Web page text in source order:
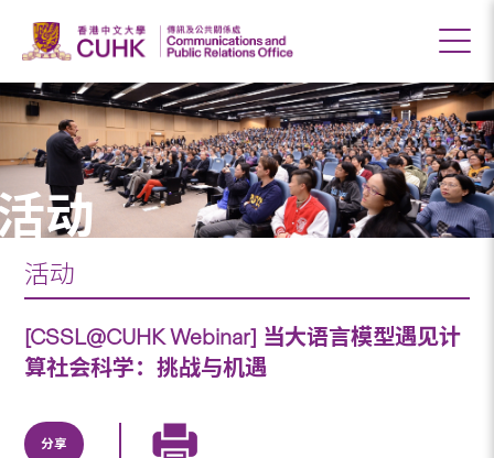
动
活动
[CSSL@CUHK Webinar] 当大语言模型遇见计
算社会科学：挑战与机遇
分享